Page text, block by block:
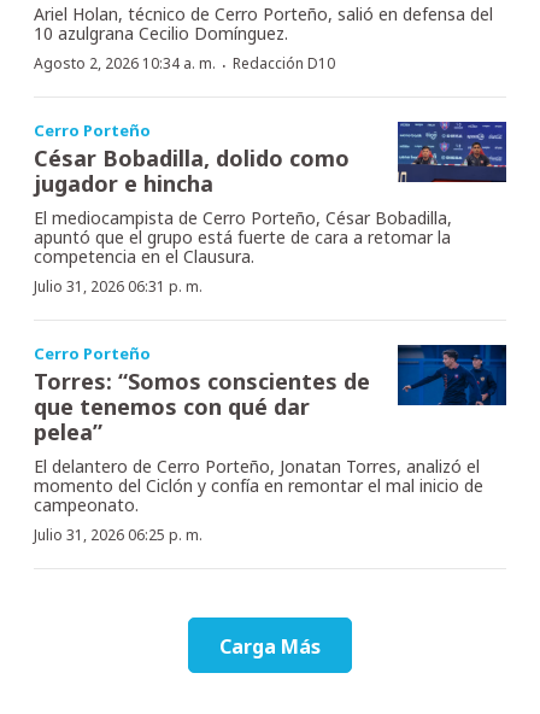
Ariel Holan, técnico de Cerro Porteño, salió en defensa del
10 azulgrana Cecilio Domínguez.
Agosto 2, 2026 10:34 a. m. · Redacción D10
Cerro Porteño
César Bobadilla, dolido como
jugador e hincha
El mediocampista de Cerro Porteño, César Bobadilla,
apuntó que el grupo está fuerte de cara a retomar la
competencia en el Clausura.
Julio 31, 2026 06:31 p. m.
Cerro Porteño
Torres: “Somos conscientes de
que tenemos con qué dar
pelea”
El delantero de Cerro Porteño, Jonatan Torres, analizó el
momento del Ciclón y confía en remontar el mal inicio de
campeonato.
Julio 31, 2026 06:25 p. m.
Carga Más